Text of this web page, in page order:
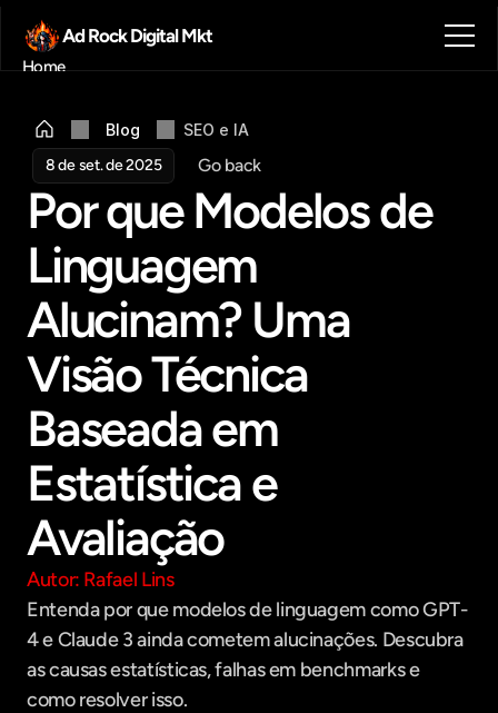
Ad Rock Digital Mkt
Home
Blog
Contato
Get in touch
Blog
SEO e IA
8 de set. de 2025
Go back
Por que Modelos de
Linguagem
Alucinam? Uma
Visão Técnica
Baseada em
Estatística e
Avaliação
Autor: Rafael Lins
Entenda por que modelos de linguagem como GPT-
4 e Claude 3 ainda cometem alucinações. Descubra
as causas estatísticas, falhas em benchmarks e
como resolver isso.